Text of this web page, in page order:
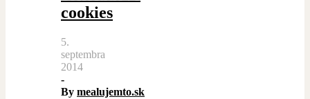
cookies
5.
septembra
2014
-
By mealujemto.sk